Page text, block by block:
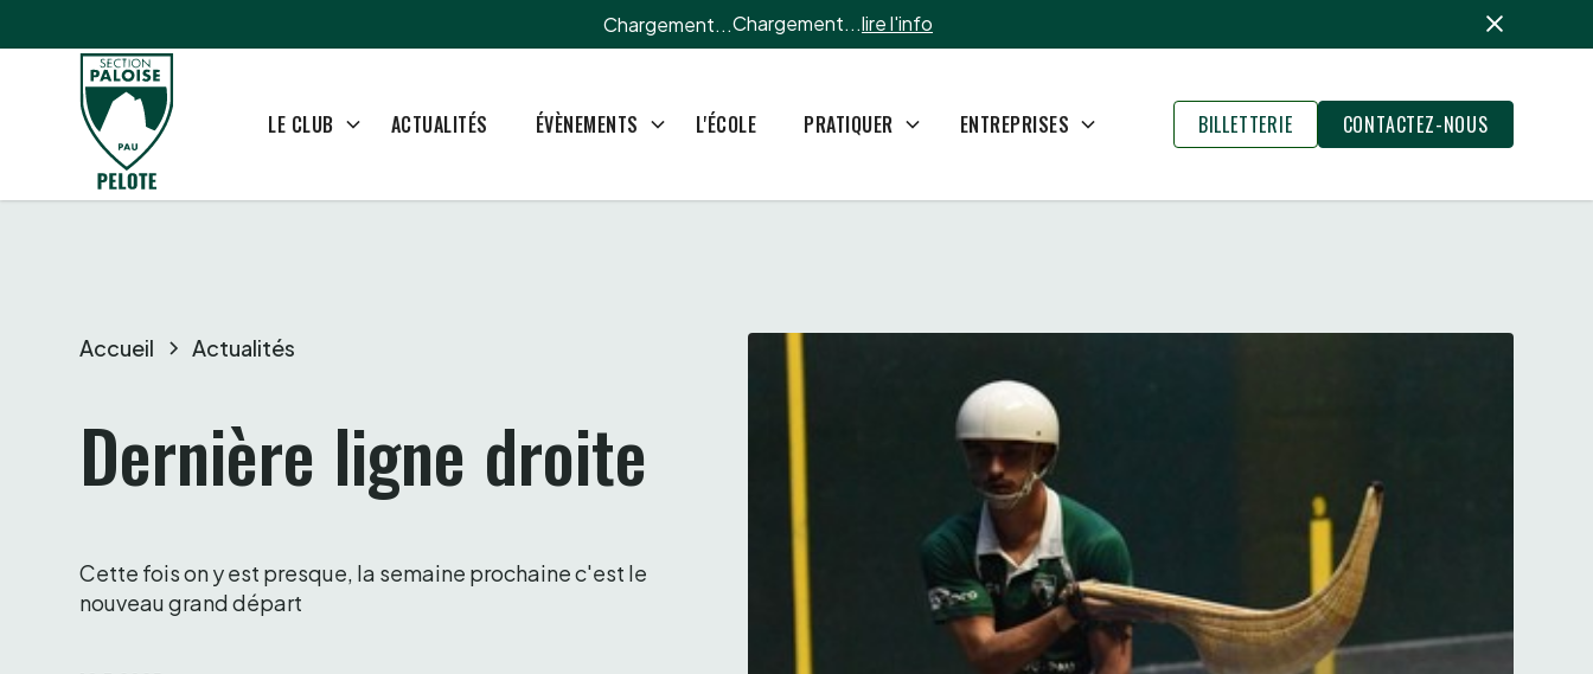
Chargement...Chargement...lire l'info
LE CLUB ACTUALITÉS ÉVÈNEMENTS L'ÉCOLE PRATIQUER ENTREPRISES BILLETTERIE CONTACTEZ-NOUS
Accueil Actualités
Cette fois on y est presque, la semaine prochaine c'est le
nouveau grand départ